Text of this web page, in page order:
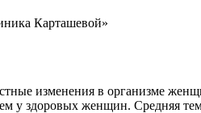
Карташевой»
изменения в организме
у здоровых женщин. Cредняя